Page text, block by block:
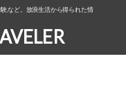
,など。放浪生活から得られた情